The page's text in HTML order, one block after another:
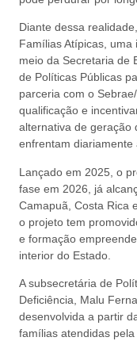
Diante dessa
Famílias Atípicas,
meio da Secretaria de
de Políticas Públicas
parceria com o
qualificação e
alternativa de geração
enfrentam diariamente
Lançado em 2025, o
fase em 2026, já
Camapuã, Costa Rica
o projeto tem
e formação
interior do Estado.
A subsecretária de
Deficiência, Malu
desenvolvida a partir
famílias atendidas